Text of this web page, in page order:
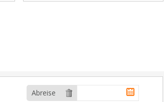
Abreise